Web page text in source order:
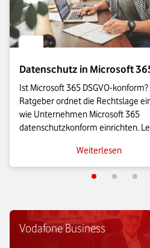
Datenschutz in Microsoft
Ist Microsoft 365 DSGVO-
Ratgeber ordnet die Rechtslage
wie Unternehmen Microsoft 365
datenschutzkonform einrichten.
Auftragsverarbeitungsvertrag und
Einstellungen für Diagnosedaten
Weiterlesen
Vodafone Business